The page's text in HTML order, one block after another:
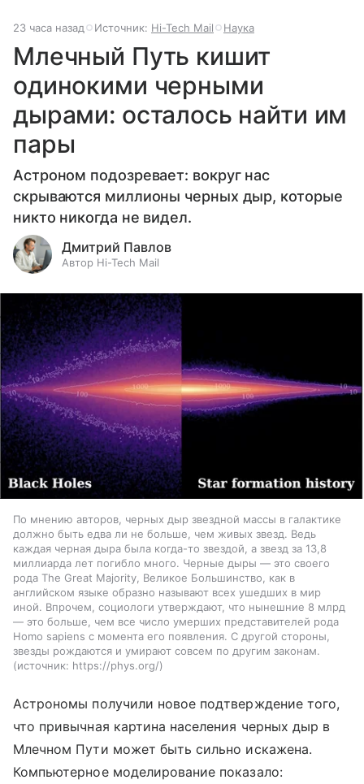
23 часа назад Источник: Hi-Tech Mail Наука
Млечный Путь кишит
одинокими черными
дырами: осталось найти им
пары
Астроном подозревает: вокруг нас
скрываются миллионы черных дыр, которые
никто никогда не видел.
Дмитрий Павлов
Автор Hi-Tech Mail
По мнению авторов, черных дыр звездной массы в галактике
должно быть едва ли не больше, чем живых звезд. Ведь
каждая черная дыра была когда-то звездой, а звезд за 13,8
миллиарда лет погибло много. Черные дыры — это своего
рода The Great Majority, Великое Большинство, как в
английском языке образно называют всех ушедших в мир
иной. Впрочем, социологи утверждают, что нынешние 8 млрд
— это больше, чем все число умерших представителей рода
Homo sapiens с момента его появления. С другой стороны,
звезды рождаются и умирают совсем по другим законам.
источник: https://phys.org/
Астрономы получили новое подтверждение того,
что привычная картина населения черных дыр в
Млечном Пути может быть сильно искажена.
Компьютерное моделирование показало: